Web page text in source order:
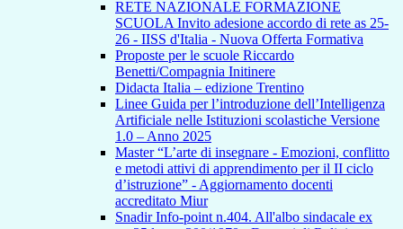
RETE NAZIONALE FORMAZIONE
SCUOLA Invito adesione accordo di rete as 25-
26 - IISS d'Italia - Nuova Offerta Formativa
Proposte per le scuole Riccardo
Benetti/Compagnia Initinere
Didacta Italia – edizione Trentino
Linee Guida per l’introduzione dell’Intelligenza
Artificiale nelle Istituzioni scolastiche Versione
1.0 – Anno 2025
Master “L’arte di insegnare - Emozioni, conflitto
e metodi attivi di apprendimento per il II ciclo
d’istruzione” - Aggiornamento docenti
accreditato Miur
Snadir Info-point n.404. All'albo sindacale ex